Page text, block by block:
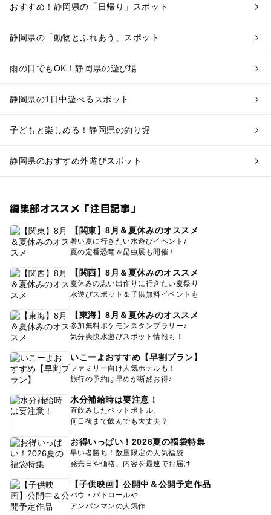
おすすめ！静岡県の「日帰り」スポット
静岡県の「動物とふれあう」スポット
雨の日でもOK！静岡県の遊び場
静岡県の1日中遊べるスポット
子どもと楽しめる！静岡県の釣り堀
静岡県のおすすめ外遊びスポット
編集部オススメ「注目記事」
【関東】8月＆夏休みのオススメ
暑い夏に行きたい水遊びイベント♪
夏の定番恐竜＆昆虫展も開催！
【関西】8月＆夏休みのオススメ
夏休みの思い出作りに行きたい夏祭り
水遊びスポット＆子供無料イベントも
【東海】8月＆夏休みのオススメ
参加無料ポケモンスタンプラリー♪
気分爽快水遊びスポット情報も！
いこーよおすすめ【早割プラン】
ファミリー向け人気ホテルも！
旅行の予約は早めが断然お得♪
水分補給時は要注意！
直飲みしたペットボトル、
何日後まで飲んでも大丈夫？
お得いっぱい！2026夏の福袋特集
早い者勝ち！数量限定の人気福袋
発売日や価格、内容を最速でお届け
【子供映画】公開中＆公開予定作品
パウ・パトロールや
アンパンマンの人気作